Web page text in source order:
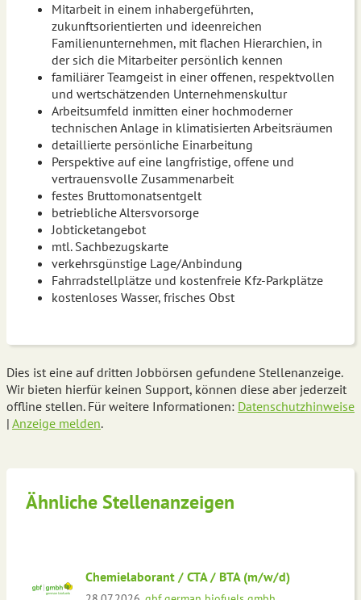
Mitarbeit in einem inhabergeführten,
zukunftsorientierten und ideenreichen
Familienunternehmen, mit flachen Hierarchien, in
der sich die Mitarbeiter persönlich kennen
familiärer Teamgeist in einer offenen, respektvollen
und wertschätzenden Unternehmenskultur
Arbeitsumfeld inmitten einer hochmoderner
technischen Anlage in klimatisierten Arbeitsräumen
detaillierte persönliche Einarbeitung
Perspektive auf eine langfristige, offene und
vertrauensvolle Zusammenarbeit
festes Bruttomonatsentgelt
betriebliche Altersvorsorge
Jobticketangebot
mtl. Sachbezugskarte
verkehrsgünstige Lage/Anbindung
Fahrradstellplätze und kostenfreie Kfz-Parkplätze
kostenloses Wasser, frisches Obst
Dies ist eine auf dritten Jobbörsen gefundene Stellenanzeige.
Wir bieten hierfür keinen Support, können diese aber jederzeit
offline stellen. Für weitere Informationen: Datenschutzhinweise
| Anzeige melden.
Ähnliche Stellenanzeigen
Chemielaborant / CTA / BTA (m/w/d)